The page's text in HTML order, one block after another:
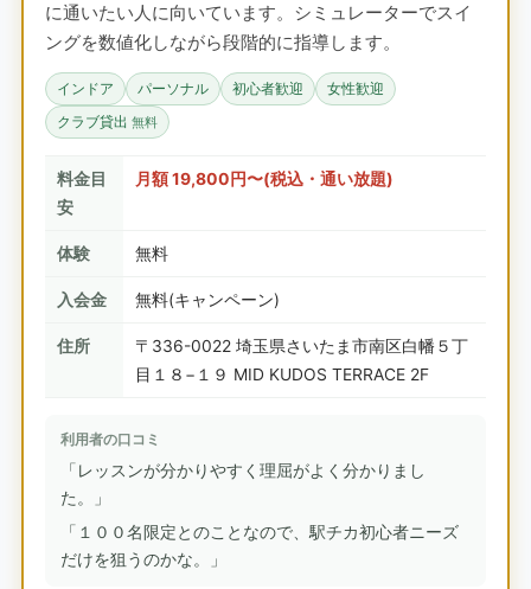
に通いたい人に向いています。シミュレーターでスイ
ングを数値化しながら段階的に指導します。
インドア パーソナル 初心者歓迎
女性歓迎
クラブ貸出 無料
料金目
安
月額 19,800円〜(税込・通い放題)
体験 無料
入会金 無料(キャンペーン)
住所
〒336-0022 埼玉県さいたま市南区白幡５丁
目１８−１９ MID KUDOS TERRACE 2F
利用者の口コミ
「レッスンが分かりやすく理屈がよく分かりまし
た。」
「１００名限定とのことなので、駅チカ初心者ニーズ
だけを狙うのかな。」